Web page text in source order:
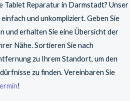
Tablet Reparatur in Darmstadt? Unser
und unkompliziert. Geben Sie
und erhalten Sie eine Übersicht der
Nähe. Sortieren Sie nach
zu Ihrem Standort, um den
zu finden. Vereinbaren Sie
!